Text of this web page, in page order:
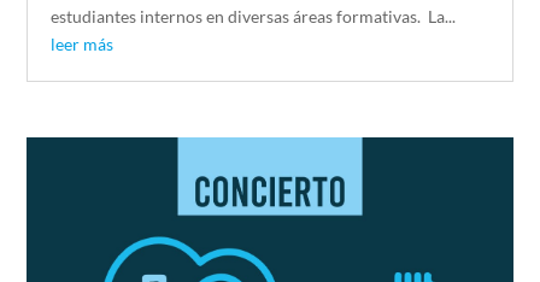
estudiantes internos en diversas áreas formativas. La...
leer más